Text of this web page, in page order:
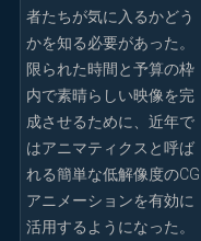
者たちが気に入るかどう
かを知る必要があった。
限られた時間と予算の枠
内で素晴らしい映像を完
成させるために、近年で
はアニマティクスと呼ば
れる簡単な低解像度のCG
アニメーションを有効に
活用するようになった。